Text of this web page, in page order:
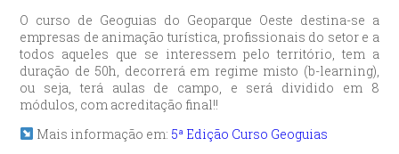
O curso de Geoguias do Geoparque Oeste destina-se a
empresas de animação turística, profissionais do setor e a
todos aqueles que se interessem pelo território, tem a
duração de 50h, decorrerá em regime misto (b-learning),
ou seja, terá aulas de campo, e será dividido em 8
módulos, com acreditação final!!
Mais informação em: 5ª Edição Curso Geoguias